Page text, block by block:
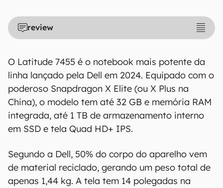
review
O Latitude 7455 é o notebook mais potente da
linha lançado pela Dell em 2024. Equipado com o
poderoso Snapdragon X Elite (ou X Plus na
China), o modelo tem até 32 GB e memória RAM
integrada, até 1 TB de armazenamento interno
em SSD e tela Quad HD+ IPS.
Segundo a Dell, 50% do corpo do aparelho vem
de material reciclado, gerando um peso total de
apenas 1,44 kg. A tela tem 14 polegadas na